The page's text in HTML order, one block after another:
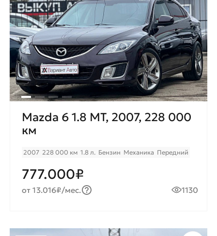
Mazda 6 1.8 MT, 2007, 228 000
км
2007 228 000 км 1.8 л. Бензин Механика Передний
777.000₽
от 13.016₽/мес. 1130